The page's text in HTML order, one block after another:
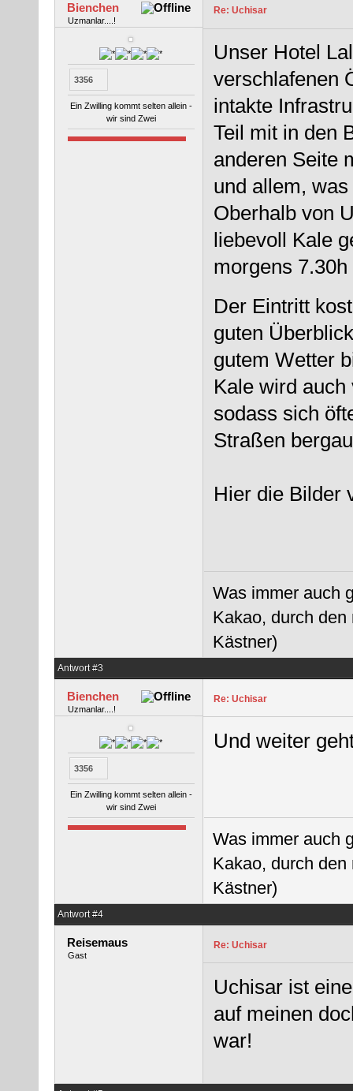
Bienchen
Uzmanlar....!
3356
Ein Zwilling kommt selten allein -
wir sind Zwei
Re: Uchisar
Unser Hotel
verschlafenen
intakte
Teil mit in den
anderen Seite
und allem,
Oberhalb von
liebevoll Kale
morgens
Der Eintritt
guten
gutem Wetter
Kale wird
sodass sich
Straßen
Hier die Bilder
Was immer auch
Kakao, durch
Kästner)
Antwort #3
Bienchen
Uzmanlar....!
3356
Ein Zwilling kommt selten allein -
wir sind Zwei
Re: Uchisar
Und weiter
Was immer auch
Kakao, durch
Kästner)
Antwort #4
Reisemaus
Gast
Re: Uchisar
Uchisar ist
auf meinen
war!